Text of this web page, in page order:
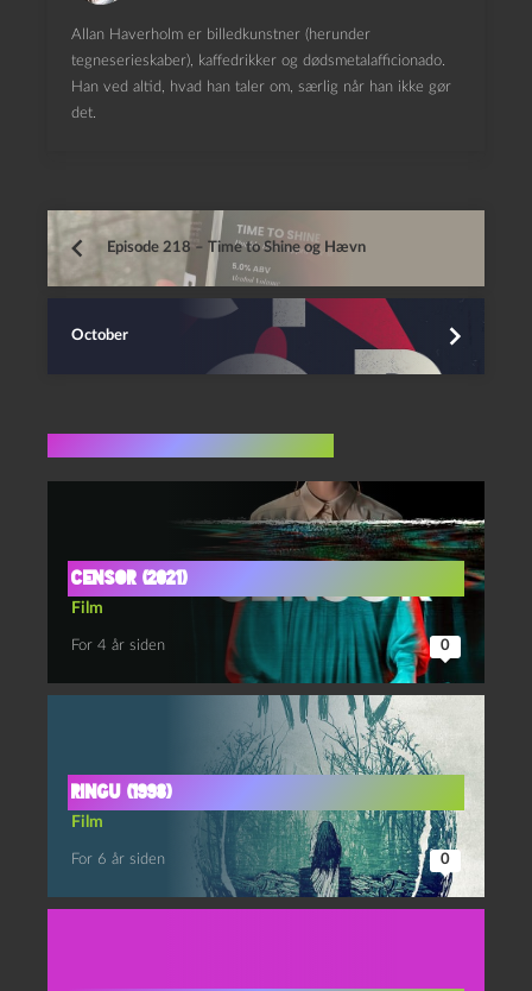
Allan Haverholm er billedkunstner (herunder
tegneserieskaber), kaffedrikker og dødsmetalafficionado.
Han ved altid, hvad han taler om, særlig når han ikke gør
det.
Episode 218 – Time to Shine og Hævn
October
Censor (2021)
Film
For 4 år siden 0
Ringu (1998)
Film
For 6 år siden 0